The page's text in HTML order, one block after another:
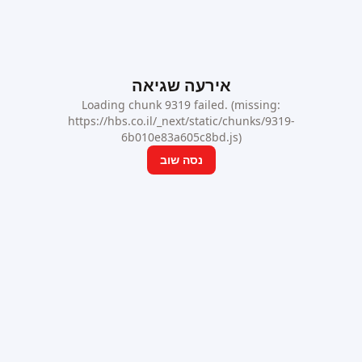
אירעה שגיאה
Loading chunk 9319 failed. (missing:
https://hbs.co.il/_next/static/chunks/9319-
6b010e83a605c8bd.js)